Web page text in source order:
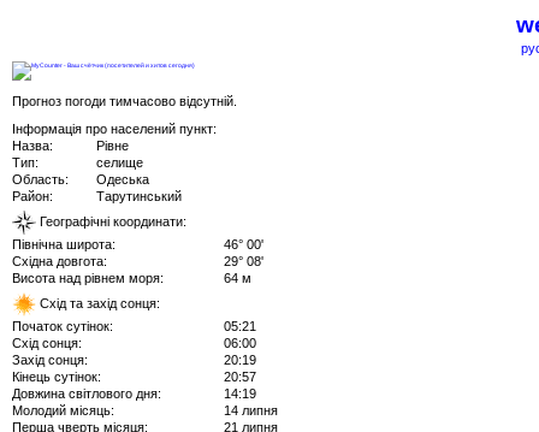
Прогноз погоди тимчасово відсутній.
Інформація про населений пункт:
Назва:
Рівне
Тип:
селище
Область:
Одеська
Район:
Тарутинський
Географічні координати:
Північна широта:
46° 00'
Східна довгота:
29° 08'
Висота над рівнем моря:
64 м
Схід та захід сонця:
Початок сутінок:
05:21
Схід сонця:
06:00
Захід сонця:
20:19
Кінець сутінок:
20:57
Довжина світлового дня:
14:19
Молодий місяць:
14 липня
Перша чверть місяця:
21 липня